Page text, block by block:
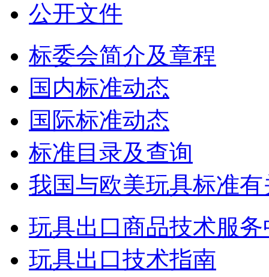
公开文件
标委会简介及章程
国内标准动态
国际标准动态
标准目录及查询
我国与欧美玩具标准
玩具出口商品技术服
玩具出口技术指南